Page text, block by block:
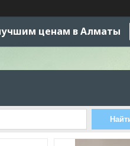
ценам в Алматы